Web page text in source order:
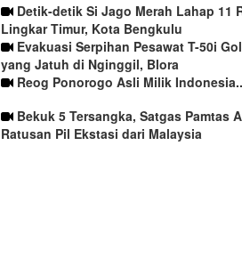
Detik-detik Si Jago Merah Lahap 11
Lingkar Timur, Kota Bengkulu
Evakuasi Serpihan Pesawat T-50i
yang Jatuh di Nginggil, Blora
Reog Ponorogo Asli Milik
Bekuk 5 Tersangka, Satgas Pamtas
Ratusan Pil Ekstasi dari Malaysia